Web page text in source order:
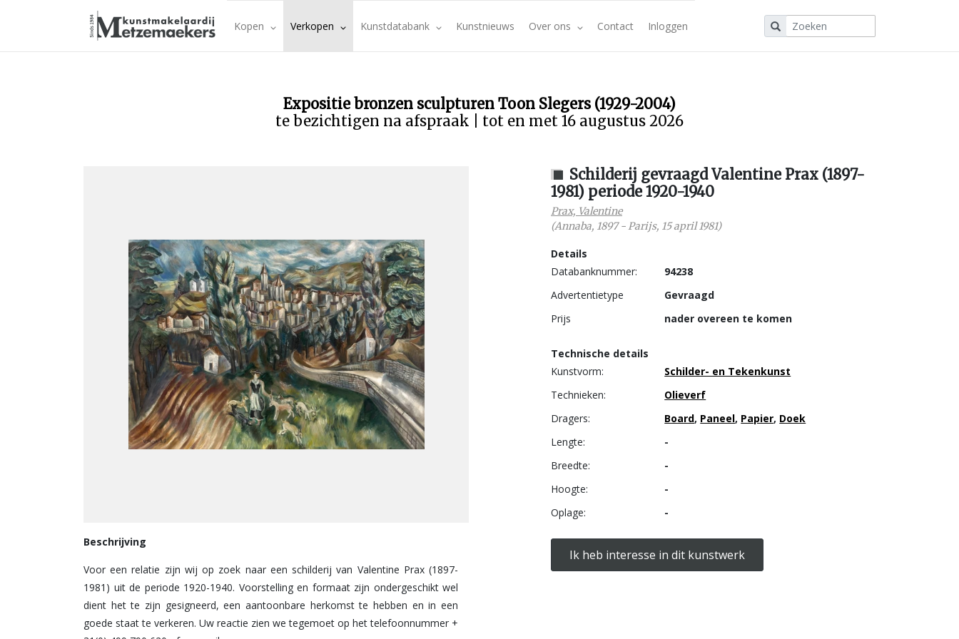
Kopen Verkopen Kunstdatabank Kunstnieuws Over ons Contact Inloggen
Expositie bronzen sculpturen Toon Slegers (1929-2004)
te bezichtigen na afspraak | tot en met 16 augustus 2026
Beschrijving
Voor een relatie zijn wij op zoek naar een schilderij van Valentine Prax (1897-
1981) uit de periode 1920-1940. Voorstelling en formaat zijn ondergeschikt wel
dient het te zijn gesigneerd, een aantoonbare herkomst te hebben en in een
goede staat te verkeren. Uw reactie zien we tegemoet op het telefoonnummer +
Schilderij gevraagd Valentine Prax (1897-
1981) periode 1920-1940
Prax, Valentine
(Annaba, 1897-Parijs, 15 april 1981)
Details
Databanknummer:
94238
Advertentietype
Gevraagd
Prijs
nader overeen te komen
Technische details
Kunstvorm:
Schilder- en Tekenkunst
Technieken:
Olieverf
Dragers:
Board, Paneel, Papier, Doek
Lengte:
-
Breedte:
-
Hoogte:
-
Oplage:
-
Ik heb interesse in dit kunstwerk